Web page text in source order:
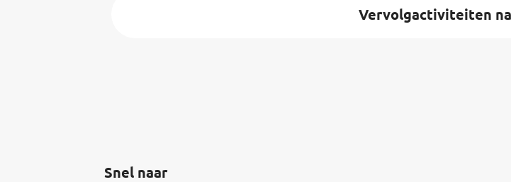
Vervolgactiviteiten
Snel naar